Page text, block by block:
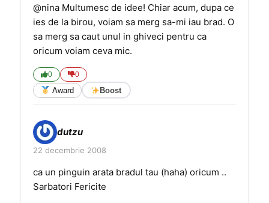
@nina Multumesc de idee! Chiar acum, dupa ce
ies de la birou, voiam sa merg sa-mi iau brad. O
sa merg sa caut unul in ghiveci pentru ca
oricum voiam ceva mic.
0 0
Award Boost
dutzu
22 decembrie 2008
ca un pinguin arata bradul tau (haha) oricum ..
Sarbatori Fericite